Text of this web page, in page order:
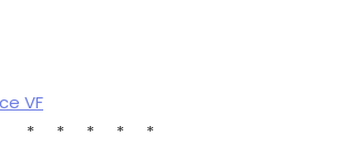
VF
* * * * *